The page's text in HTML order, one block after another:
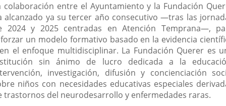
colaboración entre el Ayuntamiento y la Fundación
alcanzado ya su tercer año consecutivo —tras las
2024 y 2025 centradas en Atención Temprana—,
un modelo formativo basado en la evidencia
el enfoque multidisciplinar. La Fundación Querer es
sin ánimo de lucro dedicada a la
investigación, difusión y concienciación
niños con necesidades educativas especiales
trastornos del neurodesarrollo y enfermedades raras.